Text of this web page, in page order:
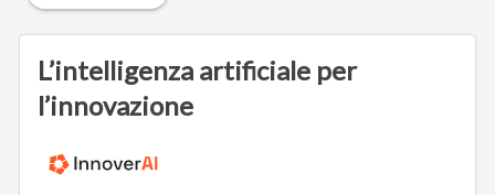
L’intelligenza artificiale per
l’innovazione